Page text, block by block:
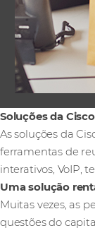
Soluções da Cisco
As soluções da
ferramentas de
interativos, VoIP,
Uma solução
Muitas vezes, as
questões do